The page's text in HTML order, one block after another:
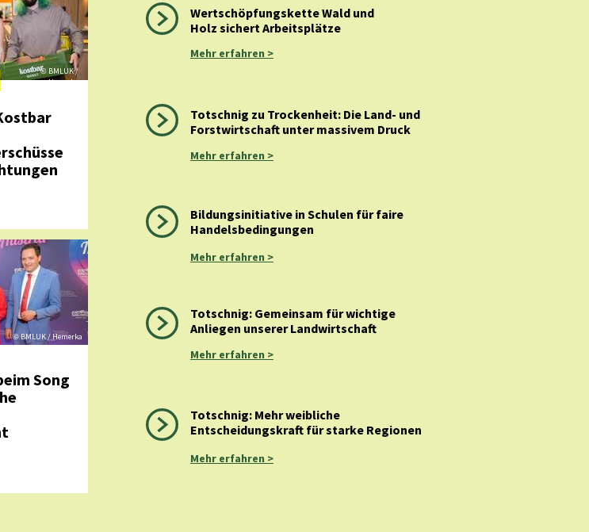
© BMLUK /
Hemerka
Wertschöpfungskette Wald und
Holz sichert Arbeitsplätze
Mehr erfahren >
Totschnig zu Trockenheit: Die Land- und
Forstwirtschaft unter massivem Druck
Mehr erfahren >
Bildungsinitiative in Schulen für faire
Handelsbedingungen
Mehr erfahren >
Song
©BMLUK / Hemerka
Totschnig: Gemeinsam für wichtige
Anliegen unserer Landwirtschaft
Mehr erfahren >
Totschnig: Mehr weibliche
Entscheidungskraft für starke Regionen
Mehr erfahren >